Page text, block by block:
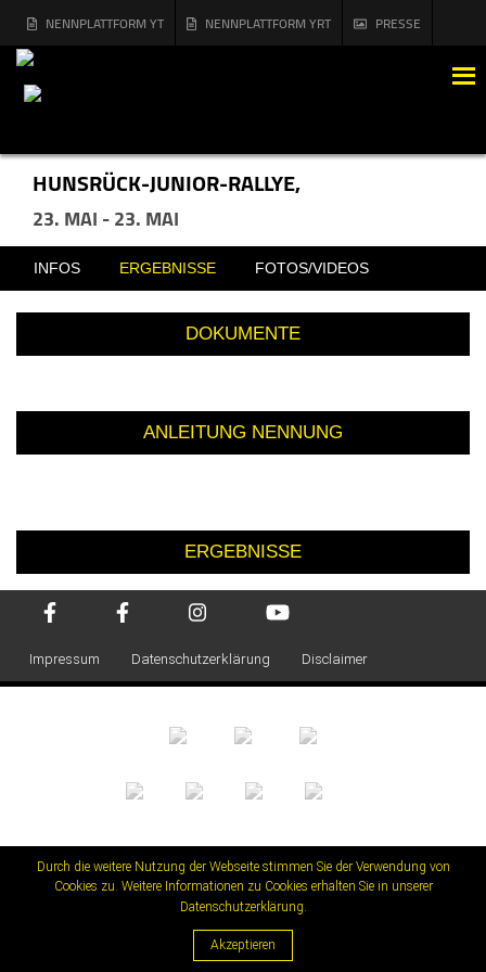
NENNPLATTFORM YT NENNPLATTFORM YRT PRESSE
HUNSRÜCK-JUNIOR-RALLYE,
23. MAI - 23. MAI
INFOS ERGEBNISSE FOTOS/VIDEOS
DOKUMENTE
ANLEITUNG NENNUNG
ERGEBNISSE
Impressum Datenschutzerklärung Disclaimer
Durch die weitere Nutzung der Webseite stimmen Sie der Verwendung von
Cookies zu. Weitere Informationen zu Cookies erhalten Sie in unserer
Datenschutzerklärung.
Akzeptieren